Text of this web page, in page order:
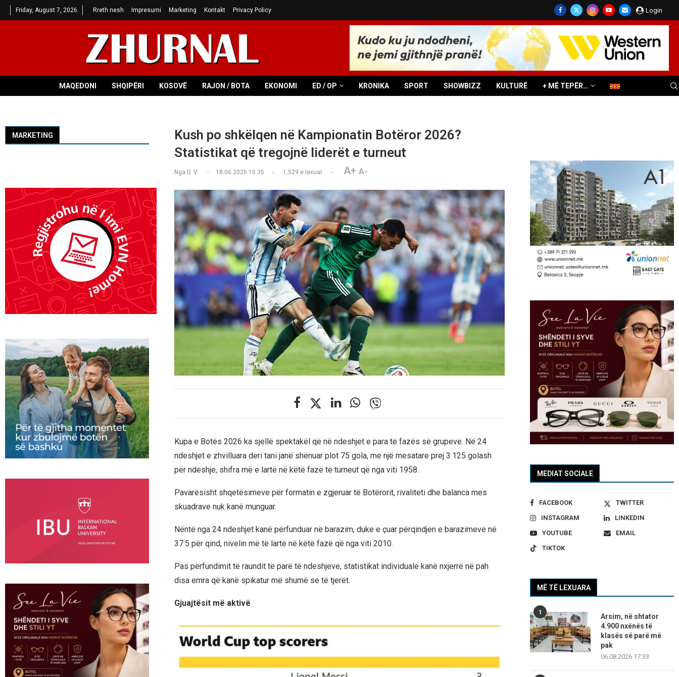
Friday, August 7, 2026 Rreth nesh Impresumi Marketing Kontakt Privacy Policy Login
MAQEDONI SHQIPËRI KOSOVË RAJON / BOTA EKONOMI ED / OP KRONIKA SPORT SHOWBIZZ KULTURË + MË TEPËR…
Kush po shkëlqen në Kampionatin Botëror 2026?
Statistikat që tregojnë liderët e turneut
Nga D. V. 18.06.2026 15:35 1,529 e lexuar A+ A-
Kupa e Botës 2026 ka sjellë spektakël që në ndeshjet e para të fazës së grupeve. Në 24
ndeshjet e zhvilluara deri tani janë shënuar plot 75 gola, me një mesatare prej 3.125 golash
për ndeshje, shifra më e lartë në këtë fazë të turneut që nga viti 1958.
Pavarësisht shqetësimeve për formatin e zgjeruar të Botërorit, rivaliteti dhe balanca mes
skuadrave nuk kanë munguar.
Nëntë nga 24 ndeshjet kanë përfunduar në barazim, duke e çuar përqindjen e barazimeve në
37.5 për qind, nivelin më të lartë në këtë fazë që nga viti 2010.
Pas përfundimit të raundit të parë të ndeshjeve, statistikat individuale kanë nxjerrë në pah
disa emra që kanë spikatur më shumë se të tjerët.
Gjuajtësit më aktivë
MEDIAT SOCIALE
FACEBOOK
TWITTER
INSTAGRAM
LINKEDIN
YOUTUBE
EMAIL
TIKTOK
MË TË LEXUARA
1
Arsim, në shtator
4.900 nxënës të
klasës së parë më
pak
06.08.2026 17:33
MARKETING